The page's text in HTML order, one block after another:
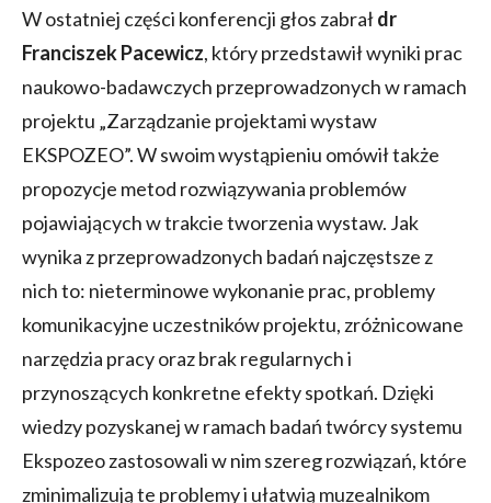
W ostatniej części konferencji głos zabrałdr
Franciszek Pacewicz, który przedstawił wyniki prac
naukowo-badawczych przeprowadzonych w ramach
projektu „Zarządzanie projektami wystaw
EKSPOZEO”. W swoim wystąpieniu omówił także
propozycje metod rozwiązywania problemów
pojawiających w trakcie tworzenia wystaw. Jak
wynika z przeprowadzonych badań najczęstsze z
nich to: nieterminowe wykonanie prac, problemy
komunikacyjne uczestników projektu, zróżnicowane
narzędzia pracy oraz brak regularnych i
przynoszących konkretne efekty spotkań. Dzięki
wiedzy pozyskanej w ramach badań twórcy systemu
Ekspozeo zastosowali w nim szereg rozwiązań, które
zminimalizują te problemy i ułatwią muzealnikom